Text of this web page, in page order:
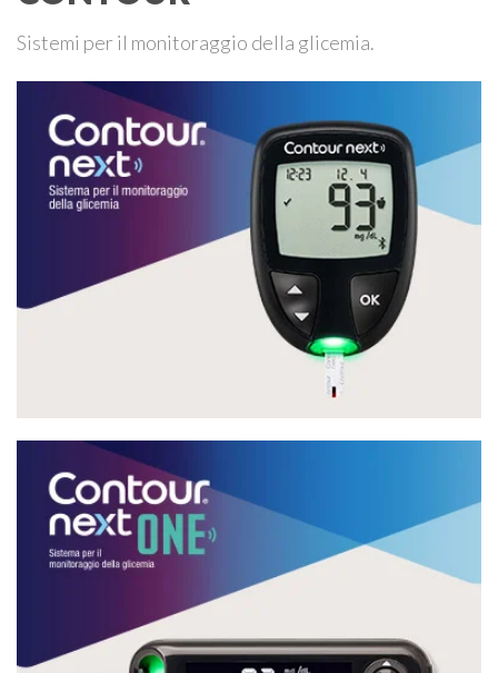
Sistemi per il monitoraggio della glicemia.